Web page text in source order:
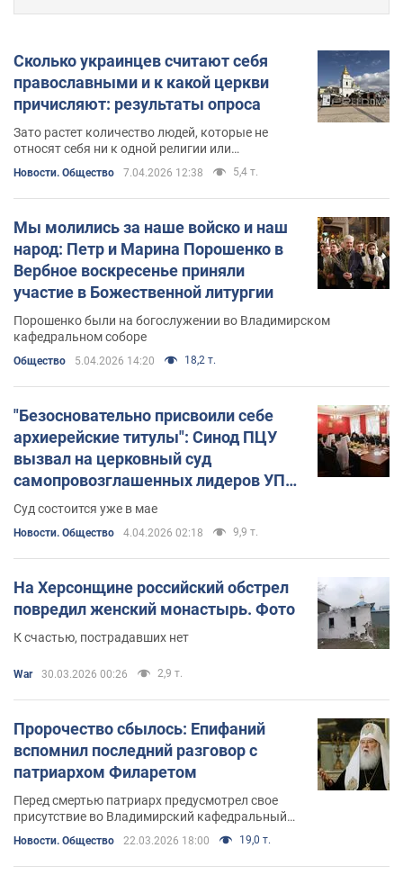
Сколько украинцев считают себя
православными и к какой церкви
причисляют: результаты опроса
Зато растет количество людей, которые не
относят себя ни к одной религии или
Новости. Общество 7.04.2026 12:38 5,4 т.
Мы молились за наше войско и наш
народ: Петр и Марина Порошенко в
Вербное воскресенье приняли
участие в Божественной литургии
Порошенко были на богослужении во Владимирском
кафедральном соборе
Общество 5.04.2026 14:20 18,2 т.
"Безосновательно присвоили себе
архиерейские титулы": Синод ПЦУ
вызвал на церковный суд
самопровозглашенных лидеров УПЦ
КП
Суд состоится уже в мае
Новости. Общество 4.04.2026 02:18 9,9 т.
На Херсонщине российский обстрел
повредил женский монастырь. Фото
К счастью, пострадавших нет
War 30.03.2026 00:26 2,9 т.
Пророчество сбылось: Епифаний
вспомнил последний разговор с
патриархом Филаретом
Перед смертью патриарх предусмотрел свое
присутствие во Владимирский кафедральный
собор, несмотря на тяжелое состояние здоровья
Новости. Общество 22.03.2026 18:00 19,0 т.